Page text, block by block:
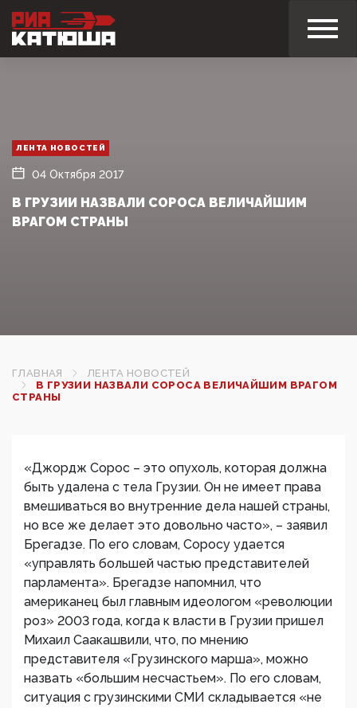
ЛЕНТА НОВОСТЕЙ
04 Октября 2017
В ГРУЗИИ НАЗВАЛИ СОРОСА ВЕЛИЧАЙШИМ
ВРАГОМ СТРАНЫ
ГЛАВНАЯ
ЛЕНТА НОВОСТЕЙ
В ГРУЗИИ НАЗВАЛИ СОРОСА ВЕЛИЧАЙШИМ ВРАГОМ
СТРАНЫ
«Джордж Сорос – это опухоль, которая должна
быть удалена с тела Грузии. Он не имеет права
вмешиваться во внутренние дела нашей страны,
но все же делает это довольно часто», – заявил
Брегадзе. По его словам, Соросу удается
«управлять большей частью представителей
парламента». Брегадзе напомнил, что
американец был главным идеологом «революции
роз» 2003 года, когда к власти в Грузии пришел
Михаил Саакашвили, что, по мнению
представителя «Грузинского марша», можно
назвать «большим несчастьем». По его словам,
ситуация с грузинскими СМИ складывается «не